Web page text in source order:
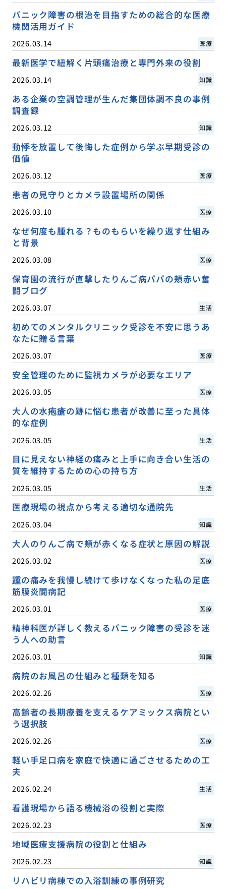
パニック障害の根治を目指すための総合的な医療
機関活用ガイド
2026.03.14 医療
最新医学で紐解く片頭痛治療と専門外来の役割
2026.03.14 知識
ある企業の空調管理が生んだ集団体調不良の事例
調査録
2026.03.12 知識
動悸を放置して後悔した症例から学ぶ早期受診の
価値
2026.03.12 医療
患者の見守りとカメラ設置場所の関係
2026.03.10 医療
なぜ何度も腫れる？ものもらいを繰り返す仕組み
と背景
2026.03.08 医療
保育園の流行が直撃したりんご病パパの頬赤い奮
闘ブログ
2026.03.07 生活
初めてのメンタルクリニック受診を不安に思うあ
なたに贈る言葉
2026.03.07 医療
安全管理のために監視カメラが必要なエリア
2026.03.05 医療
大人の水疱瘡の跡に悩む患者が改善に至った具体
的な症例
2026.03.05 生活
目に見えない神経の痛みと上手に向き合い生活の
質を維持するための心の持ち方
2026.03.05 生活
医療現場の視点から考える適切な通院先
2026.03.04 知識
大人のりんご病で頬が赤くなる症状と原因の解説
2026.03.02 医療
踵の痛みを我慢し続けて歩けなくなった私の足底
筋膜炎闘病記
2026.03.01 医療
精神科医が詳しく教えるパニック障害の受診を迷
う人への助言
2026.03.01 知識
病院のお風呂の仕組みと種類を知る
2026.02.26 医療
高齢者の長期療養を支えるケアミックス病院とい
う選択肢
2026.02.26 医療
軽い手足口病を家庭で快適に過ごさせるための工
夫
2026.02.24 生活
看護現場から語る機械浴の役割と実際
2026.02.23 医療
地域医療支援病院の役割と仕組み
2026.02.23 知識
リハビリ病棟での入浴訓練の事例研究